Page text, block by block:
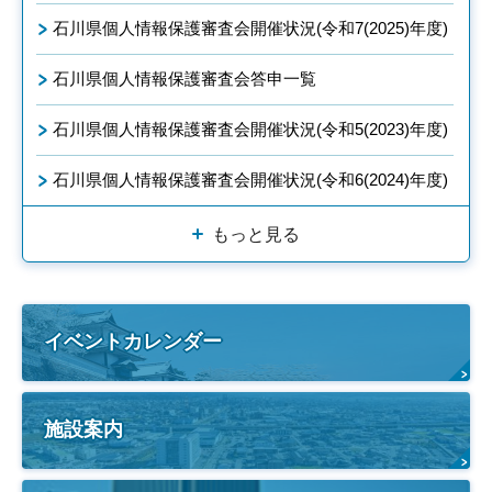
石川県個人情報保護審査会開催状況(令和7(2025)年度)
石川県個人情報保護審査会答申一覧
石川県個人情報保護審査会開催状況(令和5(2023)年度)
石川県個人情報保護審査会開催状況(令和6(2024)年度)
もっと見る
イベントカレンダー
施設案内